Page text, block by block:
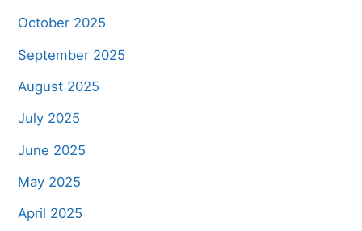
October 2025
September 2025
August 2025
July 2025
June 2025
May 2025
April 2025